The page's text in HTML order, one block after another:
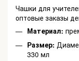
Чашки для
оптовые заказы
Материал:
Размер:
330 мл